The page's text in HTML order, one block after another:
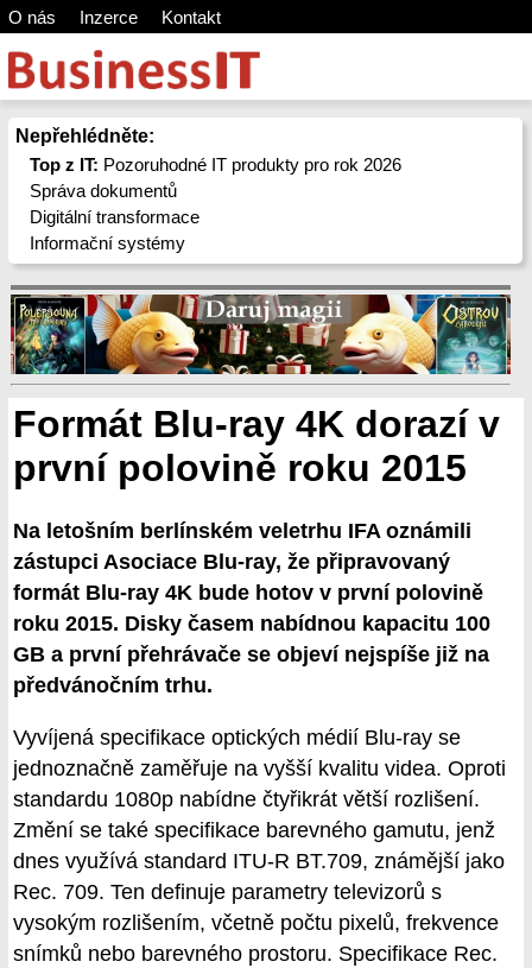
O nás Inzerce Kontakt
Nepřehlédněte:
Top z IT: Pozoruhodné IT produkty pro rok 2026
Správa dokumentů
Digitální transformace
Informační systémy
Formát Blu-ray 4K dorazí v
první polovině roku 2015
Na letošním berlínském veletrhu IFA oznámili
zástupci Asociace Blu-ray, že připravovaný
formát Blu-ray 4K bude hotov v první polovině
roku 2015. Disky časem nabídnou kapacitu 100
GB a první přehrávače se objeví nejspíše již na
předvánočním trhu.
Vyvíjená specifikace optických médií Blu-ray se
jednoznačně zaměřuje na vyšší kvalitu videa. Oproti
standardu 1080p nabídne čtyřikrát větší rozlišení.
Změní se také specifikace barevného gamutu, jenž
dnes využívá standard ITU-R BT.709, známější jako
Rec. 709. Ten definuje parametry televizorů s
vysokým rozlišením, včetně počtu pixelů, frekvence
snímků nebo barevného prostoru. Specifikace Rec.